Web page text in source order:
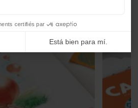
certifiés par
Está bien para mí.